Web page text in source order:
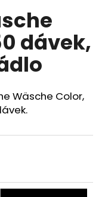
dávek,
Wäsche Color,